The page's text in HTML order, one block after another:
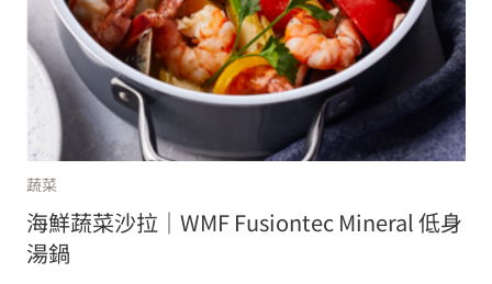
蔬菜
海鮮蔬菜沙拉｜WMF Fusiontec Mineral 低身
湯鍋